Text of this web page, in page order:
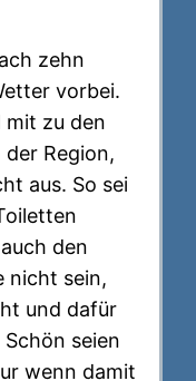
zehn
vorbei.
mit zu den
Region,
aus. So sei
den
nicht sein,
und dafür
seien
wenn damit